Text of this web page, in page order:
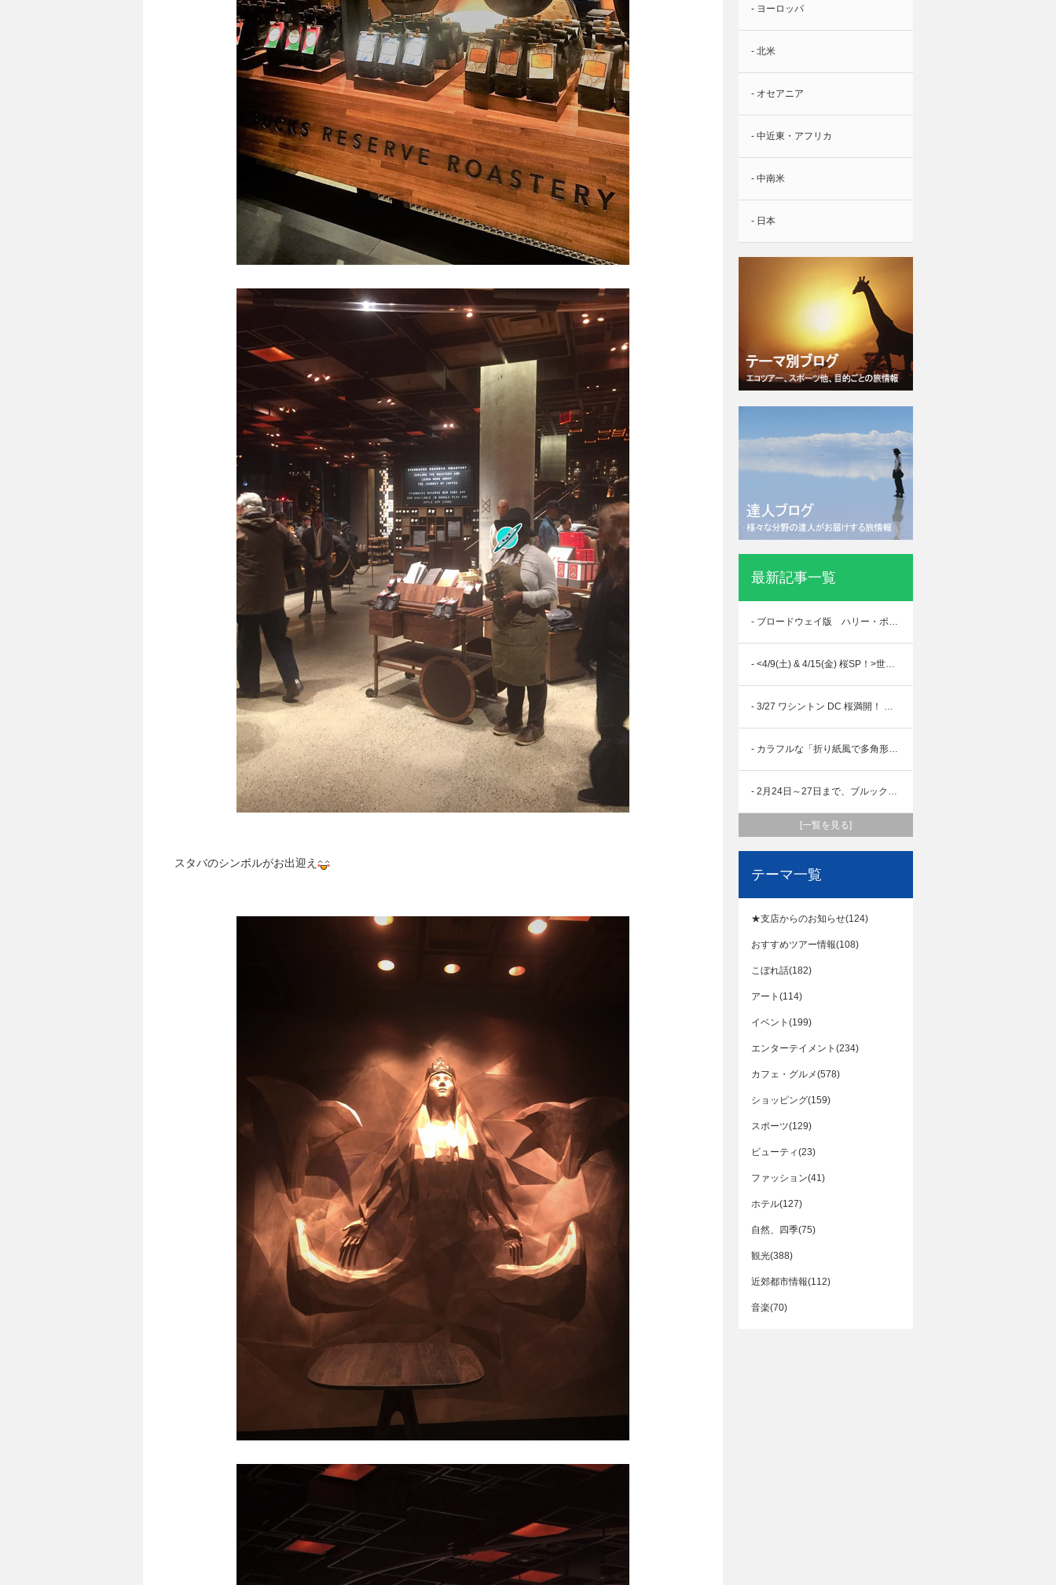
スタバのシンボルがお出迎え
- ヨーロッパ
- 北米
- オセアニア
- 中近東・アフリカ
- 中南米
- 日本
最新記事一覧
- ブロードウェイ版 ハリー・ポッターと呪いの子
- <4/9(土) & 4/15(金) 桜SP！>世界遺産ライブ「フェリーに乗って自由の女神に会いに行こう」
- 3/27 ワシントン DC 桜満開！ バスツアー リポート
- カラフルな「折り紙風で多角形」の動物のパブリックアートがミッドタウンに登場！
- 2月24日～27日まで、ブルックリンのジャパンビレッジにて、日本の物産展が開催！～Japan Local Specialty Fair in NY / Brooklyn～
[一覧を見る]
テーマ一覧
★支店からのお知らせ(124)
おすすめツアー情報(108)
こぼれ話(182)
アート(114)
イベント(199)
エンターテイメント(234)
カフェ・グルメ(578)
ショッピング(159)
スポーツ(129)
ビューティ(23)
ファッション(41)
ホテル(127)
自然、四季(75)
観光(388)
近郊都市情報(112)
音楽(70)